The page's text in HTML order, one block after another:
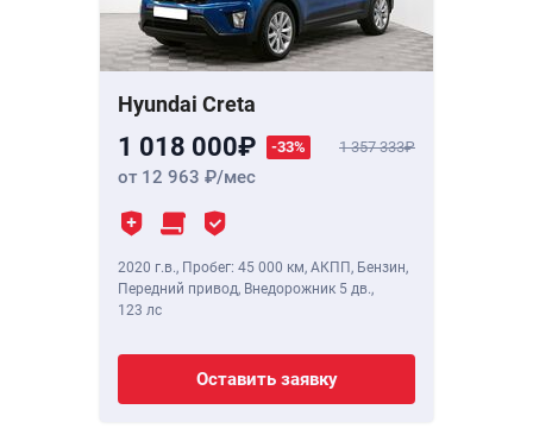
Hyundai Creta
1 018 000 -33% 1 357 333
от 12 963 /мес
2020 г.в., Пробег: 45 000 км, АКПП, Бензин,
Передний привод, Внедорожник 5 дв.,
123 лс
Оставить заявку